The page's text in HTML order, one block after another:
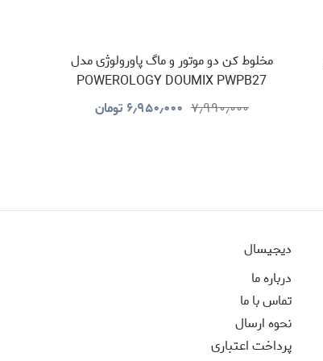
مخلوط کن دو موتور و ماگ پاورولوژی مدل
POWEROLOGY DOUMIX PWPB27
۷٫۹۹۰٫۰۰۰ ۶٫۹۵۰٫۰۰۰ تومان
دیجیسال
درباره ما
تماس با ما
نحوه ارسال
پرداخت اعتباری